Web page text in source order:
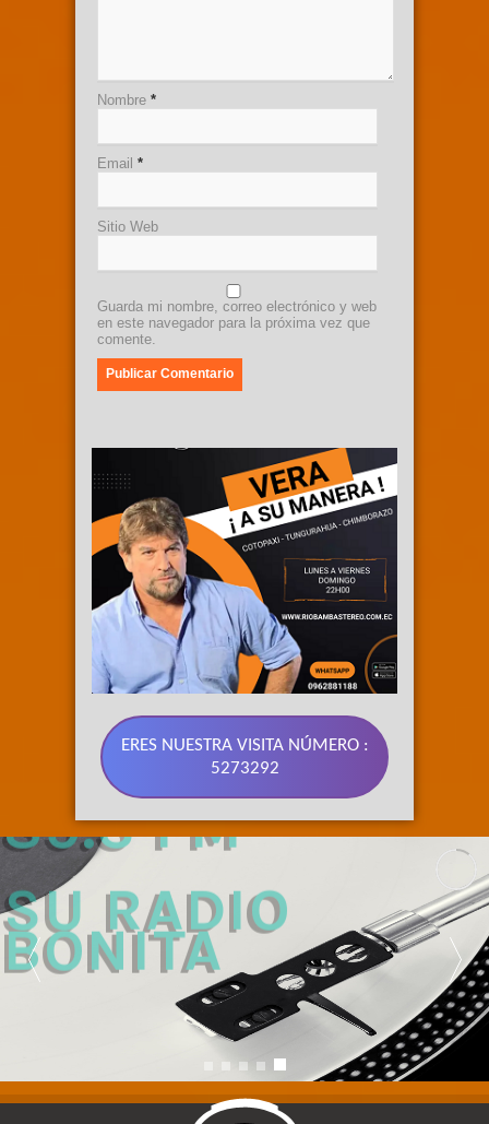
Nombre *
Email *
Sitio Web
Guarda mi nombre, correo electrónico y web
en este navegador para la próxima vez que
comente.
ERES NUESTRA VISITA NÚMERO :
5273292
89.3 FM
SU RADIO
BONITA